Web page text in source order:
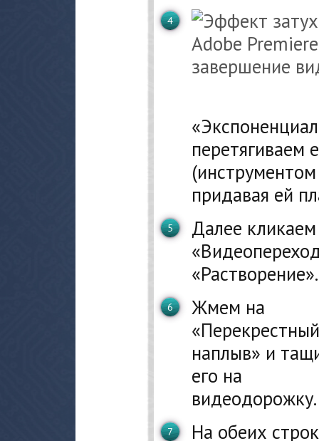
перетягиваем
придавая ей
Далее
«Растворение».
Жмем на
«Перекрестный
наплыв» и
его на
видеодорожку.
На обеих